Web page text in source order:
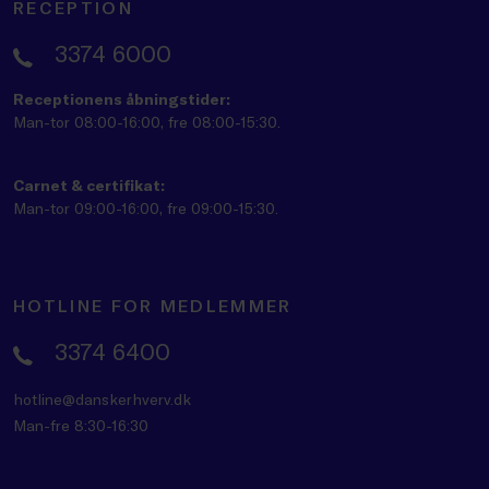
RECEPTION
3374 6000
Receptionens åbningstider:
Man-tor 08:00-16:00, fre 08:00-15:30.
Carnet & certifikat:
Man-tor 09:00-16:00, fre 09:00-15:30.
HOTLINE FOR MEDLEMMER
3374 6400
hotline@danskerhverv.dk
Man-fre 8:30-16:30